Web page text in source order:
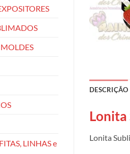
LINHAS e
DESCRIÇÃO
Lonita
Lonita